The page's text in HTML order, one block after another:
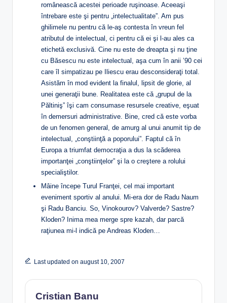
românească acestei perioade ruşinoase. Aceeaşi
întrebare este şi pentru „intelectualitate”. Am pus
ghilimele nu pentru că le-aş contesta în vreun fel
atributul de intelectual, ci pentru că ei şi l-au ales ca
etichetă exclusivă. Cine nu este de dreapta şi nu ţine
cu Băsescu nu este intelectual, aşa cum în anii ’90 cei
care îl simpatizau pe Iliescu erau desconsideraţi total.
Asistăm în mod evident la finalul, lipsit de glorie, al
unei generaţii bune. Realitatea este că „grupul de la
Păltiniş” îşi cam consumase resursele creative, eşuat
în demersuri administrative. Bine, cred că este vorba
de un fenomen general, de amurg al unui anumit tip de
intelectual, „conştiinţă a poporului”. Faptul că în
Europa a triumfat democraţia a dus la scăderea
importanţei „conştiinţelor” şi la o creştere a rolului
specialiştilor.
Mâine începe Turul Franţei, cel mai important
eveniment sportiv al anului. Mi-era dor de Radu Naum
şi Radu Banciu. So, Vinokourov? Valverde? Sastre?
Kloden? Inima mea merge spre kazah, dar parcă
raţiunea mi-l indică pe Andreas Kloden…
Last updated on august 10, 2007
Cristian Banu